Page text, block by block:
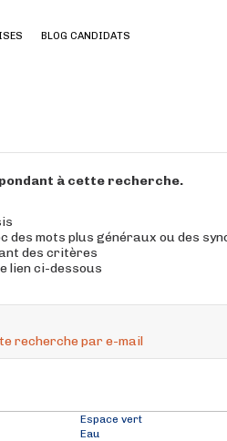
BLOG CANDIDATS
à cette recherche.
des mots plus généraux ou des
des critères
lien ci-dessous
recherche par e-mail
Espace vert
Eau